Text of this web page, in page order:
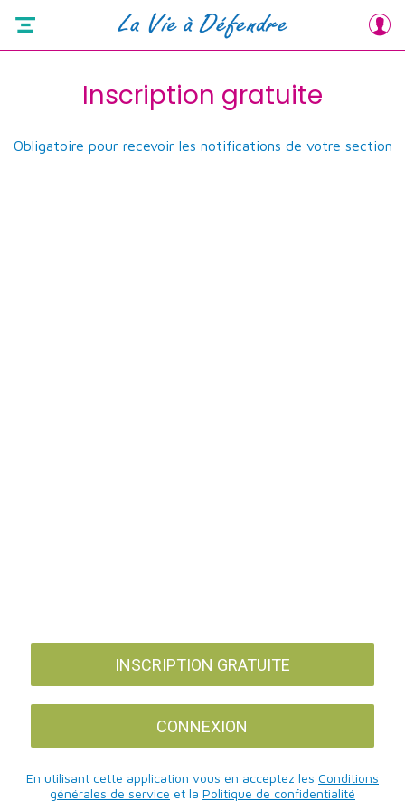
Inscription gratuite
Obligatoire pour recevoir les notifications de votre section
INSCRIPTION GRATUITE
CONNEXION
En utilisant cette application vous en acceptez les Conditions
générales de service et la Politique de confidentialité